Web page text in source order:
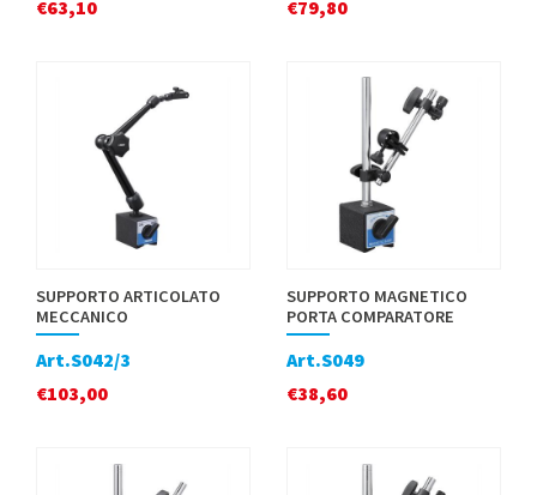
€63,10
€79,80
SUPPORTO ARTICOLATO
MECCANICO
Art.S042/3
€103,00
SUPPORTO MAGNETICO
PORTA COMPARATORE
Art.S049
€38,60